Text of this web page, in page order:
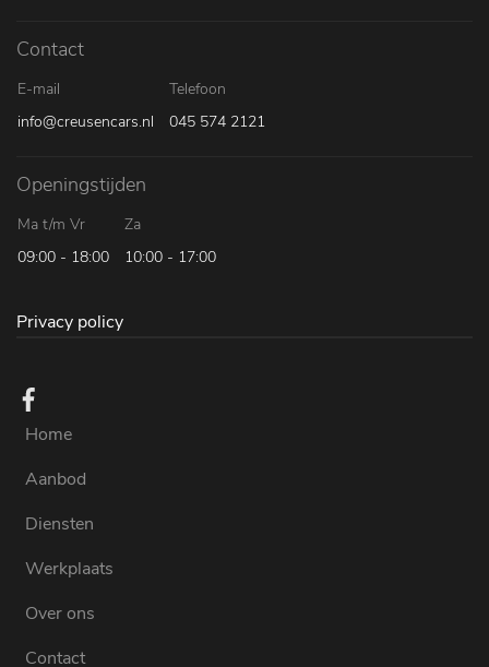
Contact
E-mail
info@creusencars.nl
Telefoon
045 574 2121
Openingstijden
Ma t/m Vr
09:00 - 18:00
Za
10:00 - 17:00
Privacy policy
Home
Aanbod
Diensten
Werkplaats
Over ons
Contact